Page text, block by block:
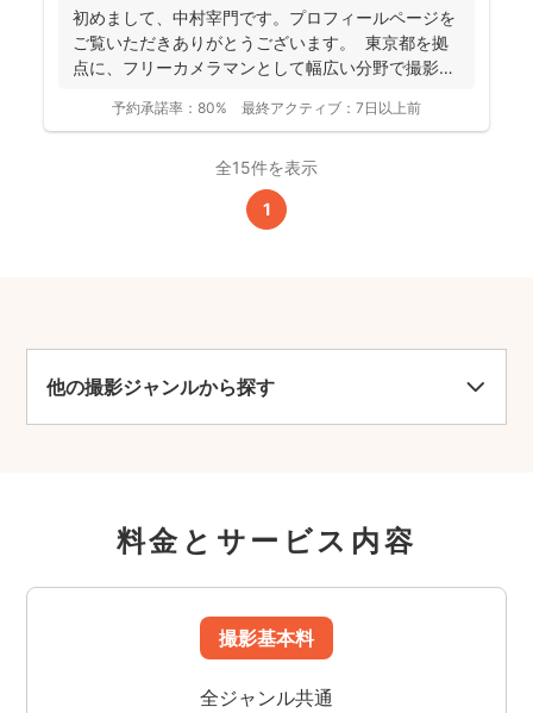
初めまして、中村宰門です。プロフィールページを
ご覧いただきありがとうございます。 東京都を拠
点に、フリーカメラマンとして幅広い分野で撮影を
予約承諾率： 80% 最終アクティブ： 7日以上前
全15件を表示
1
他の撮影ジャンルから探す
料金とサービス内容
撮影基本料
全ジャンル共通